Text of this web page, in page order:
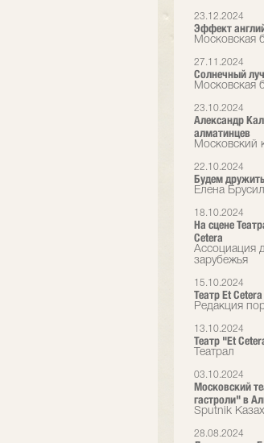
23.12.2024
Эффект
Московская
27.11.2024
Солнечный луч
Московская
23.10.2024
Александр
алматинцев
Московский
22.10.2024
Будем
Елена
18.10.2024
На сцене
Cetera
Ассоциация
зарубежья
15.10.2024
Театр Et
Редакция
13.10.2024
Театр "Et
Театрал
03.10.2024
Московский
гастроли" в
Sputnik
28.08.2024